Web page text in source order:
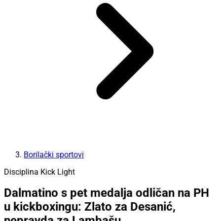
Borilački sportovi
Disciplina Kick Light
Dalmatino s pet medalja odličan na PH
u kickboxingu: Zlato za Desanić,